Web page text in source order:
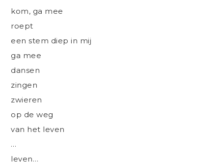
kom, ga mee
roept
een stem diep in mij
ga mee
dansen
zingen
zwieren
op de weg
van het leven
…
leven…